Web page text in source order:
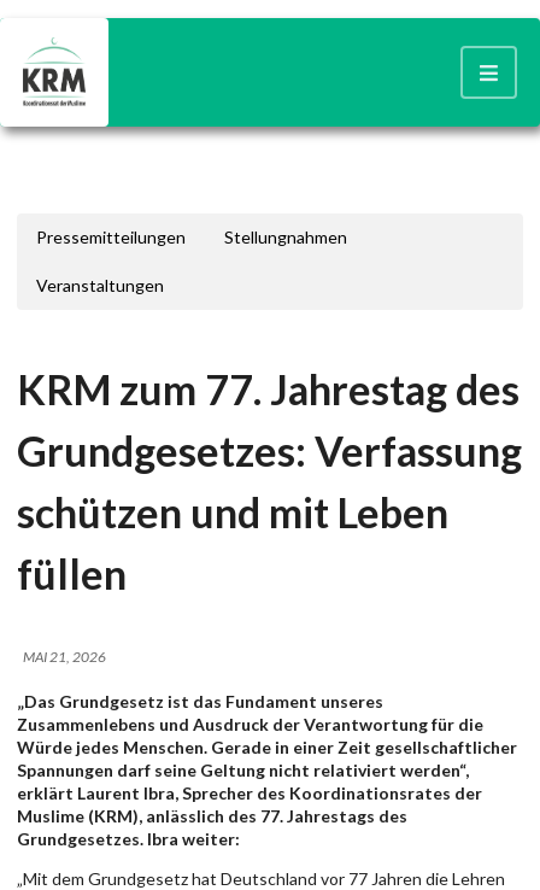
Pressemitteilungen Stellungnahmen
Veranstaltungen
KRM zum 77. Jahrestag des
Grundgesetzes: Verfassung
schützen und mit Leben
füllen
MAI 21, 2026
„Das Grundgesetz ist das Fundament unseres
Zusammenlebens und Ausdruck der Verantwortung für die
Würde jedes Menschen. Gerade in einer Zeit gesellschaftlicher
Spannungen darf seine Geltung nicht relativiert werden“,
erklärt Laurent Ibra, Sprecher des Koordinationsrates der
Muslime (KRM), anlässlich des 77. Jahrestags des
Grundgesetzes. Ibra weiter:
„Mit dem Grundgesetz hat Deutschland vor 77 Jahren die Lehren